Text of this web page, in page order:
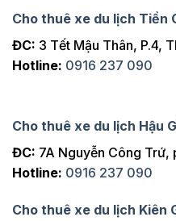
Cho thuê xe du lịch Tiền
ĐC: 3 Tết Mậu Thân, P.4,
Hotline: 0916 237 090
Cho thuê xe du lịch Hậu
ĐC: 7A Nguyễn Công Trứ,
Hotline: 0916 237 090
Cho thuê xe du lịch Kiên